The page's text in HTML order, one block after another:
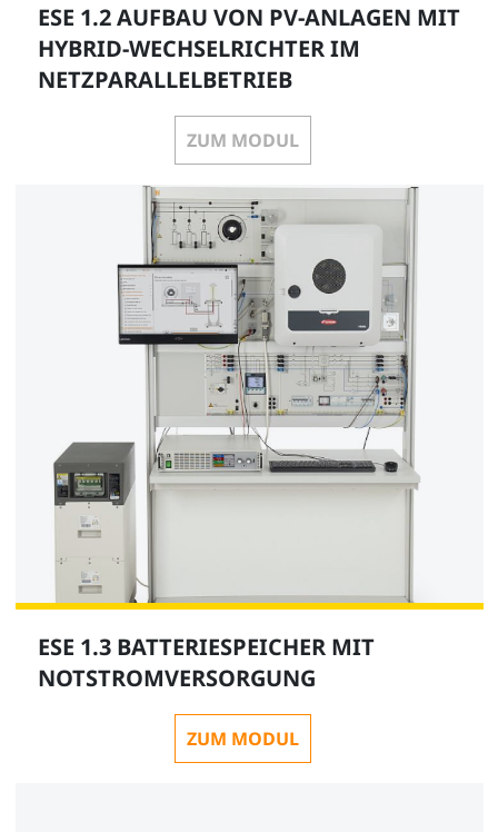
ESE 1.2 AUFBAU VON PV-ANLAGEN MIT
HYBRID-WECHSELRICHTER IM
NETZPARALLELBETRIEB
ZUM MODUL
ESE 1.3 BATTERIESPEICHER MIT
NOTSTROMVERSORGUNG
ZUM MODUL